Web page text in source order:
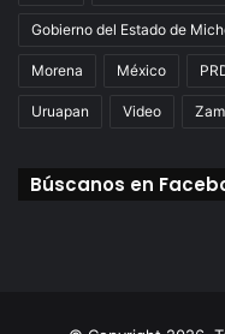
Gobierno del Estado de
Morena México
Uruapan Video
Búscanos en